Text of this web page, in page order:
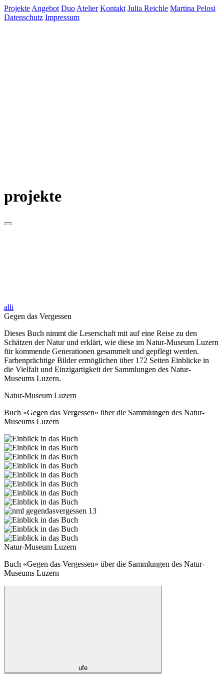
Projekte Angebot Duo Atelier Kontakt Julia Reichle Martina Pelosi
Datenschutz Impressum
projekte
alli
Gegen das Vergessen
Dieses Buch nimmt die Leserschaft mit auf eine Reise zu den
Schätzen der Natur und erklärt, wie diese im Natur-Museum Luzern
für kommende Generationen gesammelt und gepflegt werden.
Farbenprächtige Bilder ermöglichen über 172 Seiten Einblicke in
die Vielfalt und Einzigartigkeit der Sammlungen des Natur-
Museums Luzern.
Natur-Museum Luzern
Buch «Gegen das Vergessen» über die Sammlungen des Natur-
Museums Luzern
Natur-Museum Luzern
Buch «Gegen das Vergessen» über die Sammlungen des Natur-
Museums Luzern
ufe